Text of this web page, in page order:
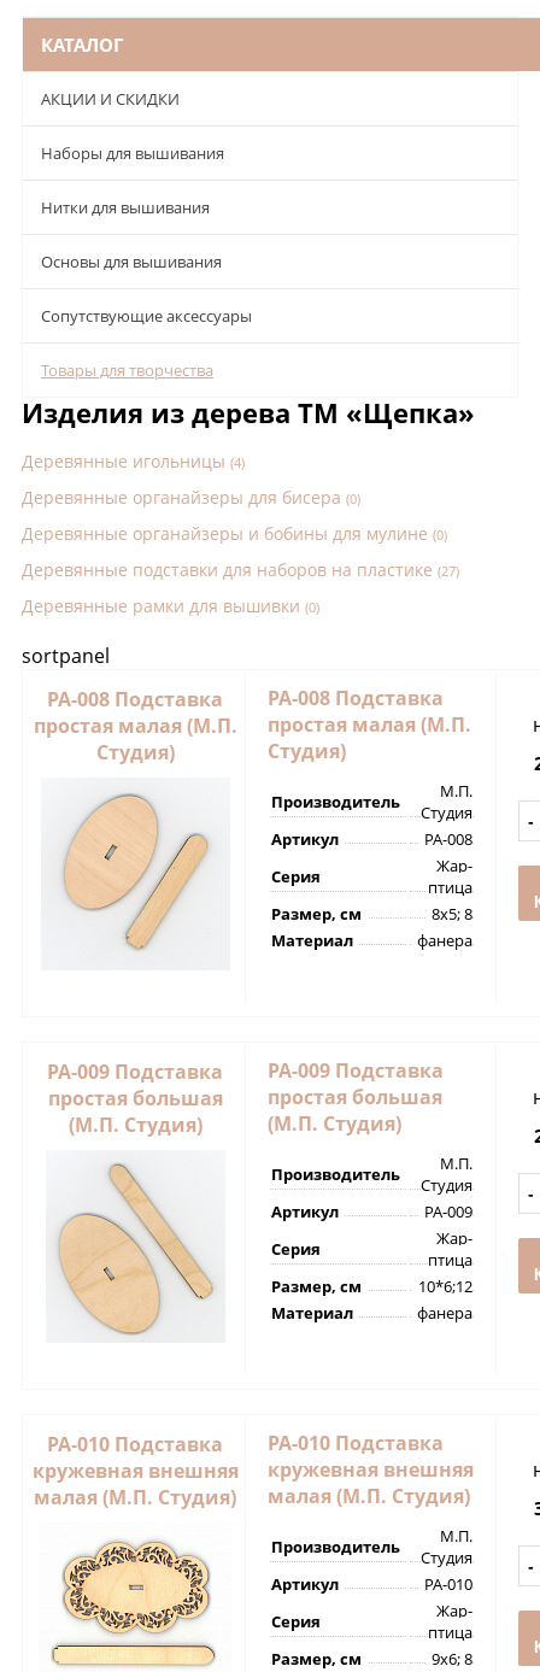
КАТАЛОГ
АКЦИИ И СКИДКИ
Наборы для вышивания
Нитки для вышивания
Основы для вышивания
Сопутствующие аксессуары
Товары для творчества
Изделия из дерева ТМ «Щепка»
Деревянные игольницы (4)
Деревянные органайзеры для бисера (0)
Деревянные органайзеры и бобины для мулине (0)
Деревянные подставки для наборов на пластике (27)
Деревянные рамки для вышивки (0)
sortpanel
РА-008 Подставка
простая малая (М.П.
Студия)
РА-008 Подставка
простая малая (М.П.
Студия)
Производитель
М.П.
Студия
Артикул
РА-008
Серия
Жар-
птица
Размер, см
8х5; 8
Материал
фанера
РА-009 Подставка
простая большая
(М.П. Студия)
РА-009 Подставка
простая большая
(М.П. Студия)
Производитель
М.П.
Студия
Артикул
РА-009
Серия
Жар-
птица
Размер, см
10*6;12
Материал
фанера
РА-010 Подставка
кружевная внешняя
малая (М.П. Студия)
РА-010 Подставка
кружевная внешняя
малая (М.П. Студия)
Производитель
М.П.
Студия
Артикул
РА-010
Серия
Жар-
птица
Размер, см
9х6; 8